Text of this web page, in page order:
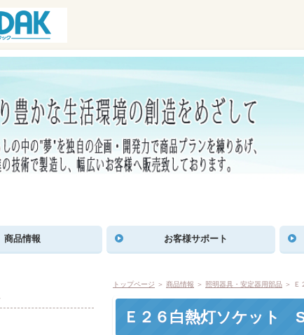
商品情報 お客様サポート
トップページ ＞ 商品情報 ＞ 照明器具・安定器用部品 ＞ Ｅ
Ｅ２６白熱灯ソケット